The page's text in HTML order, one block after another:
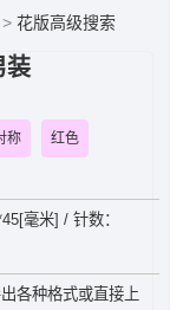
> 花版高级搜索
装
称 红色
毫米] / 针数：
各种格式或直接上